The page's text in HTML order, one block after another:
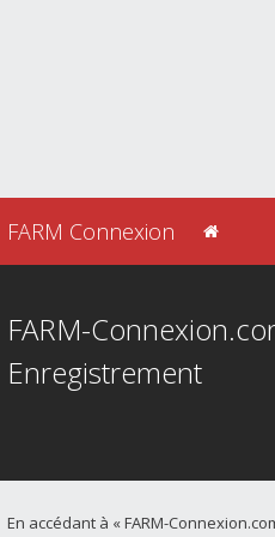
FARM Connexion
FARM-
Enregistrement
En accédant à « FARM-